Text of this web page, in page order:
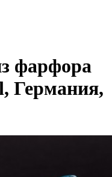
фарфора
Германия,